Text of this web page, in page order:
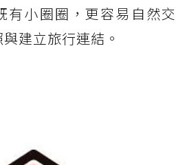
有小圈圈，更容易自然交
建立旅行連結。